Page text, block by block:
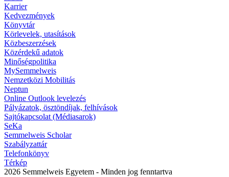
Karrier
Kedvezmények
Könyvtár
Körlevelek, utasítások
Közbeszerzések
Közérdekű adatok
Minőségpolitika
MySemmelweis
Nemzetközi Mobilitás
Neptun
Online Outlook levelezés
Pályázatok, ösztöndíjak, felhívások
Sajtókapcsolat (Médiasarok)
SeKa
Semmelweis Scholar
Szabályzattár
Telefonkönyv
Térkép
2026 Semmelweis Egyetem - Minden jog fenntartva